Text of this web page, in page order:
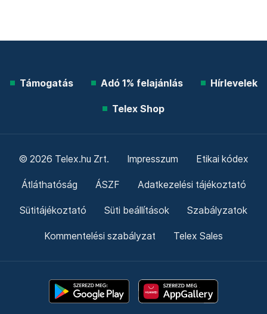
Támogatás Adó 1% felajánlás Hírlevelek
Telex Shop
© 2026 Telex.hu Zrt. Impresszum Etikai kódex
Átláthatóság ÁSZF Adatkezelési tájékoztató
Sütitájékoztató Süti beállítások Szabályzatok
Kommentelési szabályzat Telex Sales